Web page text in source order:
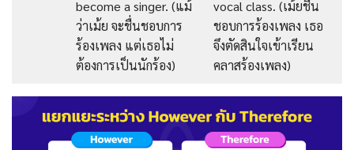
become a singer. (แม้
ว่าเม้ย จะชื่นชอบการ
ร้องเพลง แต่เธอไม่
ต้องการเป็นนักร้อง)
vocal class. (เม้ยชื่น
ชอบการร้องเพลง เธอ
จึงตัดสินใจเข้าเรียน
คลาสร้องเพลง)